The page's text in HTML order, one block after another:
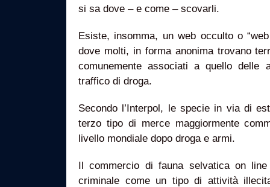
si sa dove – e come – scovarli.
Esiste, insomma, un web occulto o
dove molti, in forma anonima trovano
comunemente associati a quello delle
traffico di droga.
Secondo l’Interpol, le specie in via di
terzo tipo di merce maggiormente
livello mondiale dopo droga e armi.
Il commercio di fauna selvatica on
criminale come un tipo di attività